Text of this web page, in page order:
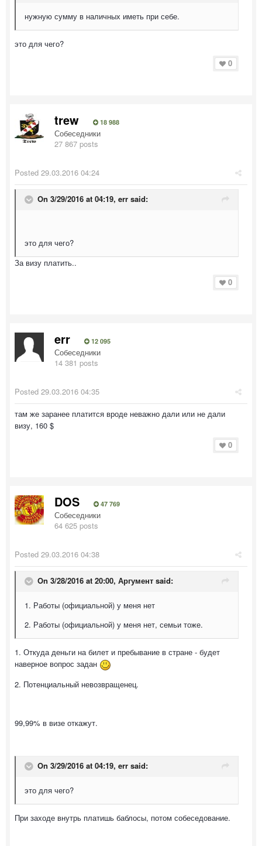
нужную сумму в наличных иметь при себе.
это для чего?
0
trew 18 988
Собеседники
27 867 posts
Posted 29.03.2016 04:24
On 3/29/2016 at 04:19, err said:
это для чего?
За визу платить..
0
err 12 095
Собеседники
14 381 posts
Posted 29.03.2016 04:35
там же заранее платится вроде неважно дали или не дали
визу, 160 $
0
DOS 47 769
Собеседники
64 625 posts
Posted 29.03.2016 04:38
On 3/28/2016 at 20:00, Аргумент said:
1. Работы (официальной) у меня нет
2. Работы (официальной) у меня нет, семьи тоже.
1. Откуда деньги на билет и пребывание в стране - будет
наверное вопрос задан
2. Потенциальный невозвращенец.
99,99% в визе откажут.
On 3/29/2016 at 04:19, err said:
это для чего?
При заходе внутрь платишь баблосы, потом собеседование.